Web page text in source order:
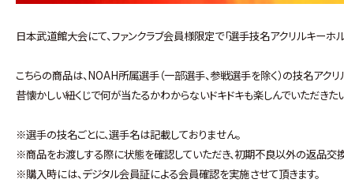
日本武道館大会にて、ファンクラブ会員様限定で「選手技名アクリルキーホル
こちらの商品は、NOAH所属選手（一部選手、参戦選手を除く）の技名アク
昔懐かしい紐くじで何が当たるかわからないドキドキも楽しんでいただきた
※選手の技名ごとに、選手名は記載しておりません。
※商品をお渡しする際に状態を確認していただき、初期不良以外の返品交
※購入時には、デジタル会員証による会員確認を実施させて頂きます。